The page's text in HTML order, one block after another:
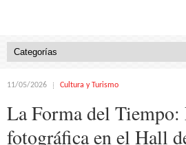
11/05/2026 Cultura y Turismo
La Forma del Tiempo:
fotográfica en el Hall